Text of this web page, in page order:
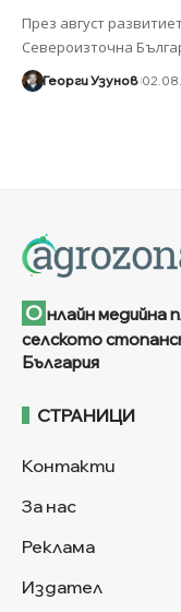
През август
Североизточна
Георги Узунов
О нлайн медийна
селското
България
СТРАНИЦИ
Контакти
За нас
Реклама
Издател